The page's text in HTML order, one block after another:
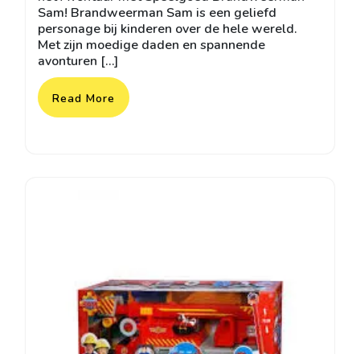
Sam! Brandweerman Sam is een geliefd
personage bij kinderen over de hele wereld.
Met zijn moedige daden en spannende
avonturen […]
Read More